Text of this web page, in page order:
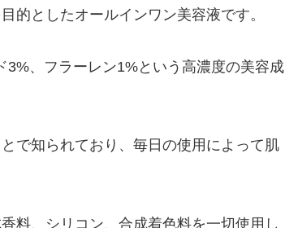
的としたオールインワン美容液です。
、フラーレン1%という高濃度の美容成
で知られており、毎日の使用によって肌
料、シリコン、合成着色料を一切使用し